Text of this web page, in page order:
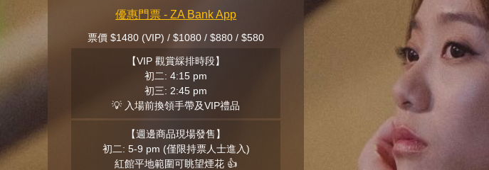
優惠門票 - ZA Bank App
票價 $1480 (VIP) / $1080 / $880 / $580
【VIP 觀賞綵排時段】
初二: 4:15 pm
初三: 2:45 pm
💡 入場前換領手帶及VIP禮品
【週邊商品現場發售】
初二: 5-9 pm (僅限持票人士進入)
紅館平地範圍可眺望煙花 👍